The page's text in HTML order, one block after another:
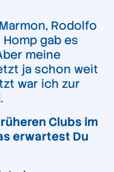
Rodolfo
gab es
meine
ja schon weit
war ich zur
Clubs im
erwartest Du